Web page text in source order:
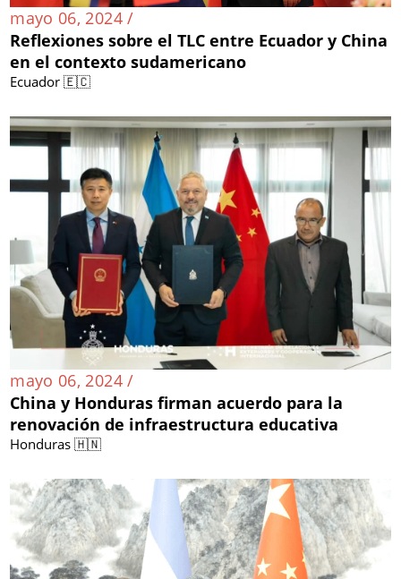
mayo 06, 2024 /
Reflexiones sobre el TLC entre Ecuador y China
en el contexto sudamericano
Ecuador 🇪🇨
mayo 06, 2024 /
China y Honduras firman acuerdo para la
renovación de infraestructura educativa
Honduras 🇭🇳